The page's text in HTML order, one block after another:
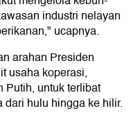
industri nelayan
ucapnya.
arahan Presiden
usaha koperasi,
Putih, untuk terlibat
hulu hingga ke hilir.